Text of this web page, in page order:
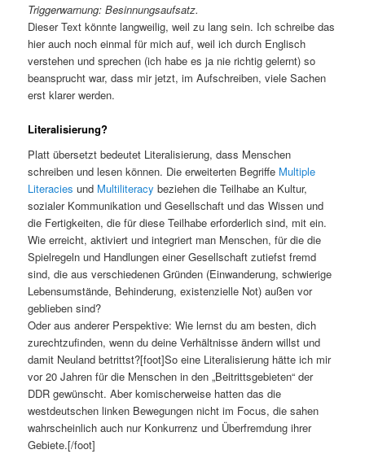
Triggerwarnung: Besinnungsaufsatz.
Dieser Text könnte langweilig, weil zu lang sein. Ich schreibe das
hier auch noch einmal für mich auf, weil ich durch Englisch
verstehen und sprechen (ich habe es ja nie richtig gelernt) so
beansprucht war, dass mir jetzt, im Aufschreiben, viele Sachen
erst klarer werden.
Literalisierung?
Platt übersetzt bedeutet Literalisierung, dass Menschen
schreiben und lesen können. Die erweiterten Begriffe Multiple
Literacies und Multiliteracy beziehen die Teilhabe an Kultur,
sozialer Kommunikation und Gesellschaft und das Wissen und
die Fertigkeiten, die für diese Teilhabe erforderlich sind, mit ein.
Wie erreicht, aktiviert und integriert man Menschen, für die die
Spielregeln und Handlungen einer Gesellschaft zutiefst fremd
sind, die aus verschiedenen Gründen (Einwanderung, schwierige
Lebensumstände, Behinderung, existenzielle Not) außen vor
geblieben sind?
Oder aus anderer Perspektive: Wie lernst du am besten, dich
zurechtzufinden, wenn du deine Verhältnisse ändern willst und
damit Neuland betrittst?[foot]So eine Literalisierung hätte ich mir
vor 20 Jahren für die Menschen in den „Beitrittsgebieten“ der
DDR gewünscht. Aber komischerweise hatten das die
westdeutschen linken Bewegungen nicht im Focus, die sahen
wahrscheinlich auch nur Konkurrenz und Überfremdung ihrer
Gebiete.[/foot]